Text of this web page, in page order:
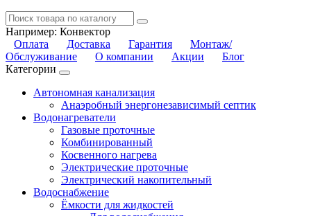
Например: Конвектор
Оплата
Доставка Гарантия
Монтаж/
Обслуживание
О компании Акции
Блог
Категории
Автономная канализация
Анаэробный энергонезависимый септик
Водонагреватели
Газовые проточные
Комбинированный
Косвенного нагрева
Электрические проточные
Электрический накопительный
Водоснабжение
Ёмкости для жидкостей